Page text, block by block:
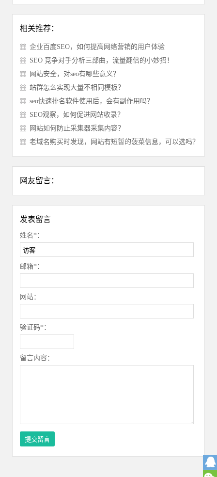
相关推荐：
企业百度SEO，如何提高网络营销的用户体验
SEO 竞争对手分析三部曲，流量翻倍的小妙招！
网站安全，对seo有哪些意义？
站群怎么实现大量不相同模板？
seo快速排名软件使用后，会有副作用吗？
SEO观察，如何促进网站收录？
网站如何防止采集器采集内容？
老域名购买时发现，网站有短暂的菠菜信息，可以选吗？
网友留言：
发表留言
姓名*：
邮箱*：
网站：
验证码*：
留言内容：